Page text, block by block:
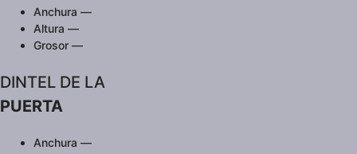
Anchura —
Altura —
Grosor —
DINTEL DE LA
PUERTA
Anchura —